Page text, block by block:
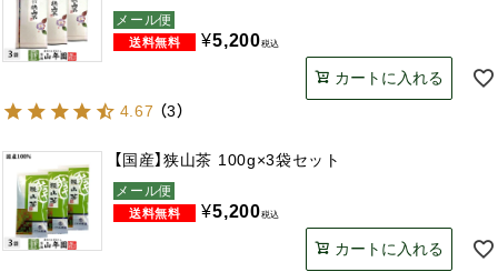
メール便
¥5,200税込
カートに入れる
4.67 （3）
【国産】狭山茶 100g×3袋セット
メール便
¥5,200税込
カートに入れる